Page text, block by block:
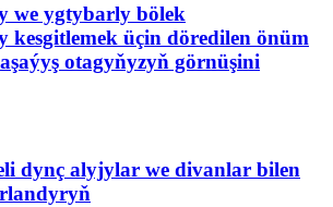
we ygtybarly bölek
kesgitlemek üçin döredilen önüm
otagyňyzyň görnüşini
dynç alyjylar we divanlar bilen